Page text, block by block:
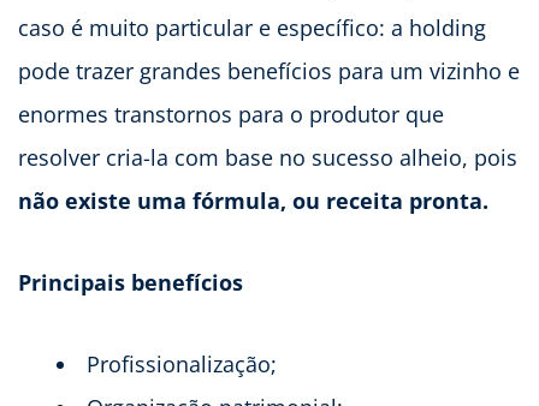
caso é muito particular e específico: a holding
pode trazer grandes benefícios para um vizinho e
enormes transtornos para o produtor que
resolver cria-la com base no sucesso alheio, pois
não existe uma fórmula, ou receita pronta.
Principais benefícios
Profissionalização;